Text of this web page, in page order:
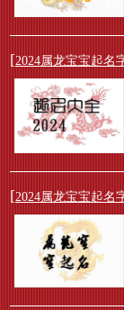
[2024属龙宝宝起名
[2024属龙宝宝起名